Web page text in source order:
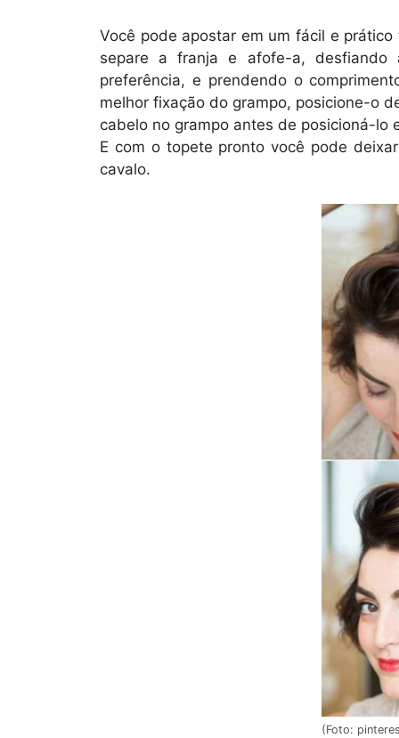
Você pode apostar em um fácil e
separe a franja e afofe-a,
preferência, e prendendo o
melhor fixação do grampo, posicione-o
cabelo no grampo antes de posicioná-lo
E com o topete pronto você pode
cavalo.
(Foto: